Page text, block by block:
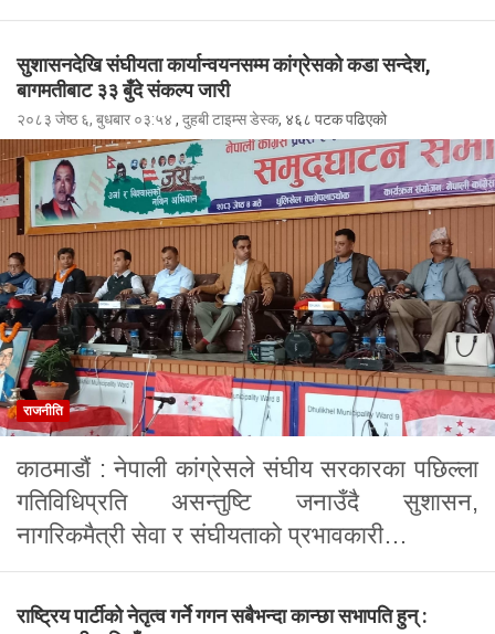
सुशासनदेखि संघीयता कार्यान्वयनसम्म कांग्रेसको कडा सन्देश,
बागमतीबाट ३३ बुँदे संकल्प जारी
२०८३ जेष्ठ ६, बुधबार ०३:५४ , दुहबी टाइम्स डेस्क, ४६८ पटक पढिएको
राजनीति
काठमाडौं : नेपाली कांग्रेसले संघीय सरकारका पछिल्ला
गतिविधिप्रति असन्तुष्टि जनाउँदै सुशासन,
नागरिकमैत्री सेवा र संघीयताको प्रभावकारी…
राष्ट्रिय पार्टीको नेतृत्व गर्ने गगन सबैभन्दा कान्छा सभापति हुन् :